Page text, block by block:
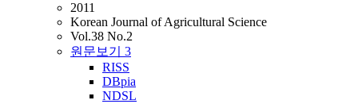
2011
Korean Journal of Agricultural Science
Vol.38 No.2
원문보기 3
RISS
DBpia
NDSL